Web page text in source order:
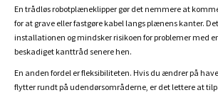
En trådløs robotplæneklipper gør det nemmere at
for at grave eller fastgøre kabel langs plænens kanter.
installationen og mindsker risikoen for problemer med
beskadiget kanttråd senere hen.
En anden fordel er fleksibiliteten. Hvis du ændrer på
flytter rundt på udendørsområderne, er det lettere at